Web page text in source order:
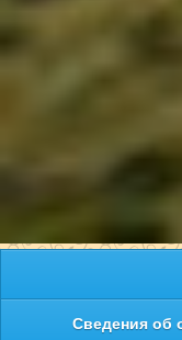
Сведения об